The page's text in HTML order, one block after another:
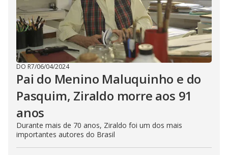
DO R7/06/04/2024
Pai do Menino Maluquinho e do
Pasquim, Ziraldo morre aos 91
anos
Durante mais de 70 anos, Ziraldo foi um dos mais
importantes autores do Brasil